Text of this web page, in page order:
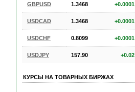
GBPUSD 1.3468 +0.0001
USDCAD 1.3468 +0.0001
USDCHF 0.8099 +0.0001
USDJPY 157.90 +0.02
КУРСЫ НА ТОВАРНЫХ БИРЖАХ